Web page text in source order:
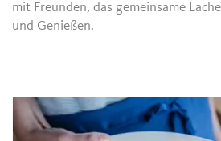
mit Freunden, das gemeinsame
und Genießen.